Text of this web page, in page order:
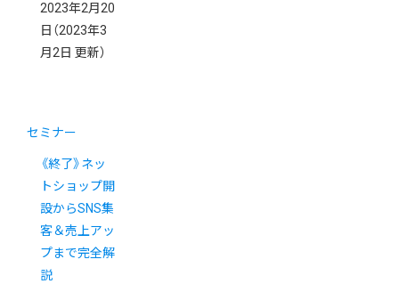
2023年2月20
日 （2023年3
月2日 更新）
セミナー
《終了》ネッ
トショップ開
設からSNS集
客＆売上アッ
プまで完全解
説